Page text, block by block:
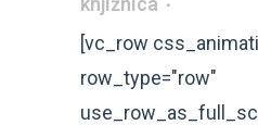
[vc_row
row_type="row"